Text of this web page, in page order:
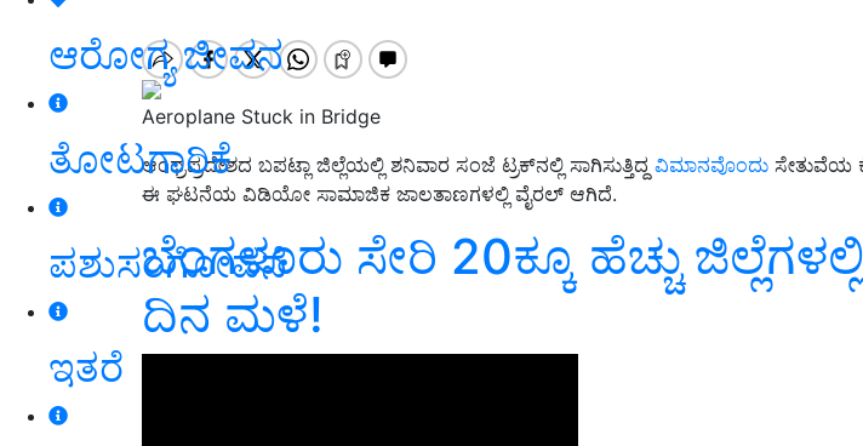
ಆರೋಗ್ಯ ಜೀವನ
ತೋಟಗಾರಿಕೆ
ಪಶುಸಂಗೋಪನೆ
ಇತರೆ
Aeroplane Stuck in Bridge
ಆಂಧ್ರಪ್ರದೇಶದ ಬಪಟ್ಲಾ ಜಿಲ್ಲೆಯಲ್ಲಿ ಶನಿವಾರ ಸಂಜೆ ಟ್ರಕ್‌ನಲ್ಲಿ ಸಾಗಿಸುತ್ತಿದ್ದ ವಿಮಾನವೊಂದು ಸೇತುವೆಯ
ಈ ಘಟನೆಯ ವಿಡಿಯೋ ಸಾಮಾಜಿಕ ಜಾಲತಾಣಗಳಲ್ಲಿ ವೈರಲ್ ಆಗಿದೆ.
ಬೆಂಗಳೂರು ಸೇರಿ 20ಕ್ಕೂ ಹೆಚ್ಚು
ದಿನ ಮಳೆ!